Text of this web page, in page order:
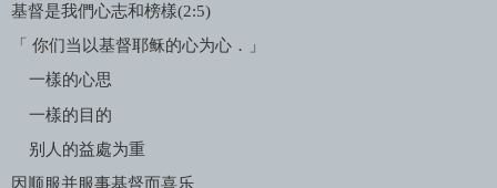
基督是我們心志和榜樣(2:5)
「 你们当以基督耶稣的心为心．」
一樣的心思
一樣的目的
别人的益處为重
因顺服并服事基督而喜乐